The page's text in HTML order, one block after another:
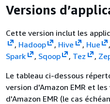
Versions
Cette version inclut les
, Hadoop , Hive , Hue ,
Spark
, Sqoop , Tez ,
Le tableau ci-dessous
version d'Amazon EMR et
d'Amazon EMR (le cas